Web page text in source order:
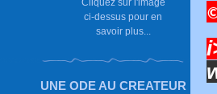
ci-dessus pour en
savoir plus...
UNE ODE AU CREATEUR